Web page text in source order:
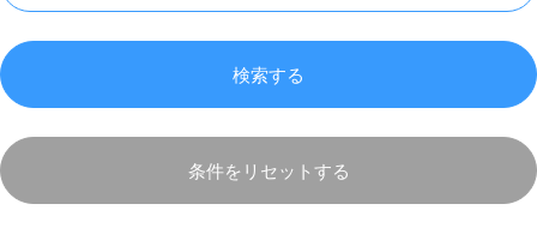
検索する
条件をリセットする